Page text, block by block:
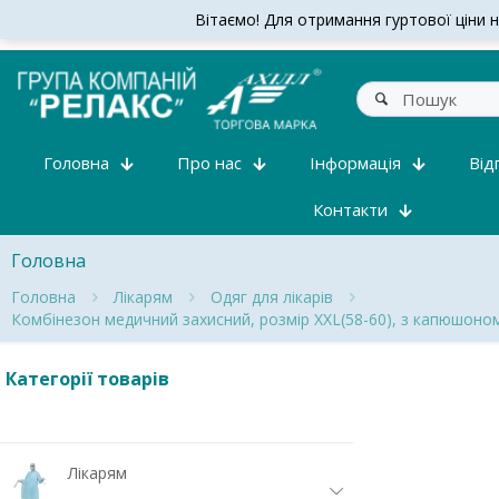
Головна Про нас Інформація
Контакти
Головна
Головна Лікарям
Одяг для лікарів
Комбінезон медичний захисний, розмір XXL(58-60), з
Категорії товарів
Лікарям
Вітаємо! Для отримання гуртової